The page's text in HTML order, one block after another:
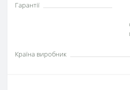
Гарантії
Країна виробник